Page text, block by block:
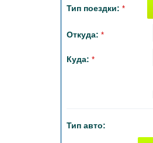
Тип поездки: *
Откуда: *
Куда: *
Тип авто: